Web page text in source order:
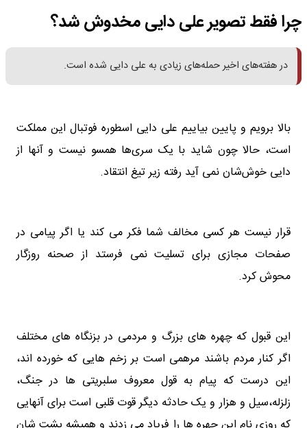
چرا فقط تصویر علی دایی مخدوش شد؟
در هفته‌های اخیر حمله‌های زیادی به علی دایی شده است.
بالا برویم و پایین بیاییم علی دایی اسطوره فوتبال این مملکت
است، حالا چون شاید با یک ‌سری‌ها همسو نیست و آنها از
دایی خوش‌شان نمی ‌آید رفته زیر تیغ انتقاد.
قرار نیست هر کسی مخالف شما فکر می کند یا اگر پیامی در
صفحات مجازی برای تسلیت نمی فرستد از صحنه روزگار
محوش کرد.
این قبول که چهره های بزرگ و مردمی در بزنگاه های مختلف
اگر کنار مردم باشند مرهمی است بر زخم هایی که خورده اند،
این درست که پیام به قول معروف سلبریتی ها در جنگ،
زلزله،سیل و هزار و یک حادثه دیگر قوت قلبی است برای آنهایی